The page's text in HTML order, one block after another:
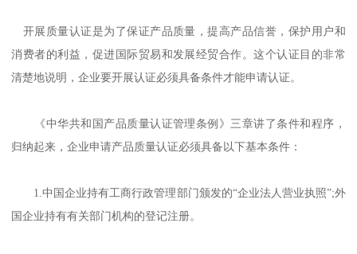
开展质量认证是为了保证产品质量，提高产品信誉，保护用户和
消费者的利益，促进国际贸易和发展经贸合作。这个认证目的非常
清楚地说明，企业要开展认证必须具备条件才能申请认证。
《中华共和国产品质量认证管理条例》三章讲了条件和程序，
归纳起来，企业申请产品质量认证必须具备以下基本条件：
1.中国企业持有工商行政管理部门颁发的“企业法人营业执照”;外
国企业持有有关部门机构的登记注册。